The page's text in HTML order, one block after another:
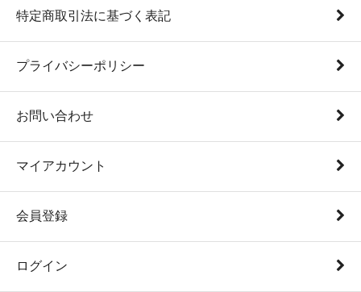
特定商取引法に基づく表記
プライバシーポリシー
お問い合わせ
マイアカウント
会員登録
ログイン